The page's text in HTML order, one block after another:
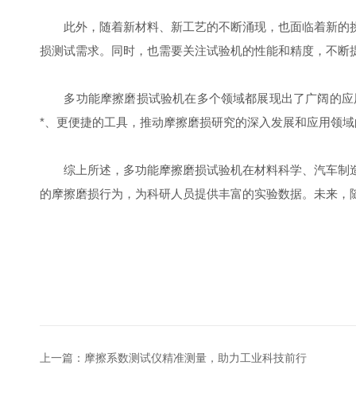
此外，随着新材料、新工艺的不断涌现，也面临着新的
损测试需求。同时，也需要关注试验机的性能和精度，不
多功能摩擦磨损试验机在多个领域都展现出了广阔的应
*、更便捷的工具，推动摩擦磨损研究的深入发展和应用领
综上所述，多功能摩擦磨损试验机在材料科学、汽车制
的摩擦磨损行为，为科研人员提供丰富的实验数据。未来
上一篇： 摩擦系数测试仪精准测量，助力工业科技前行